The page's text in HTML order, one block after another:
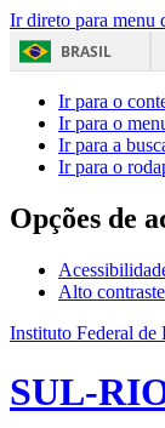
Ir direto para menu
BRASIL
Ir para o
Ir para o
Ir para a
Ir para o
Opções de
Alto contraste
Instituto Federal de
SUL-